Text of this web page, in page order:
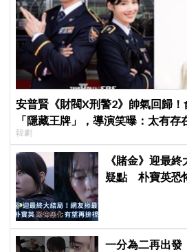
安普賢《財閥X刑警2》帥氣回歸
「隱藏王牌」，導演笑曝：太有
韓劇
《賭金》迎最
疑點 朴寶英恐
一分為二再出發